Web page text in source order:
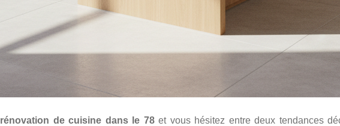
rénovation de cuisine dans le 78et vous hésitez entre deux tendances